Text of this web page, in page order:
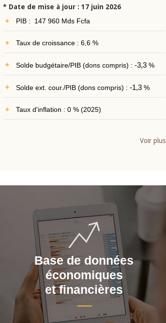
* Date de mise à jour : 17 juin 2026
PIB : 147 960 Mds Fcfa
Taux de croissance : 6,6 %
Solde budgétaire/PIB (dons compris) : -3,3%
Solde ext. cour./PIB (dons compris) : -1,3%
Taux d'inflation : 0 % (2025)
Voir plus
Base de données
économiques
et financières